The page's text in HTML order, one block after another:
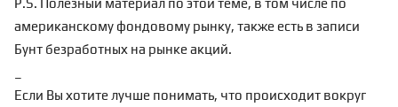
P.S. Полезный материал по этой теме, в том числе по
американскому фондовому рынку, также есть в записи
Бунт безработных на рынке акций.
Если Вы хотите лучше понимать, что происходит вокруг